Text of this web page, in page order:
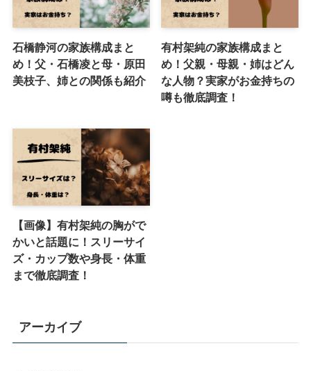
石橋静河の家族構成まと
め！父・石橋凌と母・原田
美枝子、姉との関係も紹介
有村架純の家族構成まと
め！父親・母親・姉はどん
な人物？実家がお金持ちの
噂も徹底調査！
【画像】有村架純の胸がで
かいと話題に！スリーサイ
ズ・カップ数や身長・体重
まで徹底調査！
アーカイブ